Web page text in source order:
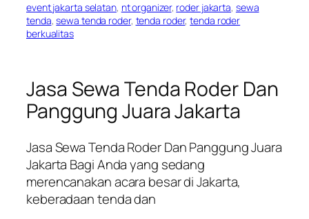
event jakarta selatan, nt organizer, roder jakarta, sewa
tenda, sewa tenda roder, tenda roder, tenda roder
berkualitas
Jasa Sewa Tenda Roder Dan
Panggung Juara Jakarta
Jasa Sewa Tenda Roder Dan Panggung Juara
Jakarta Bagi Anda yang sedang
merencanakan acara besar di Jakarta,
keberadaan tenda dan